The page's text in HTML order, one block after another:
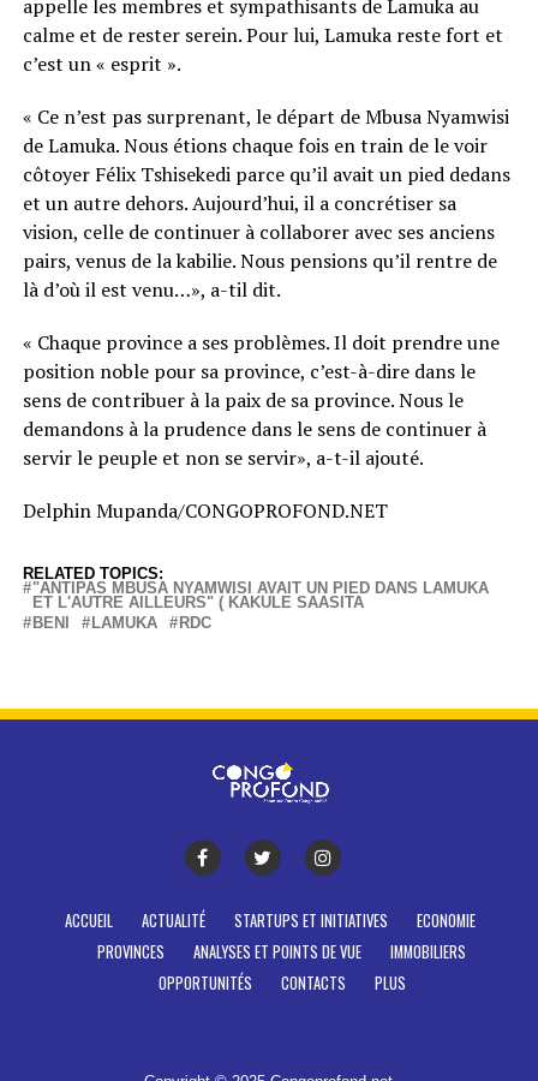
appelle les membres et sympathisants de Lamuka au
calme et de rester serein. Pour lui, Lamuka reste fort et
c’est un « esprit ».
« Ce n’est pas surprenant, le départ de Mbusa Nyamwisi
de Lamuka. Nous étions chaque fois en train de le voir
côtoyer Félix Tshisekedi parce qu’il avait un pied dedans
et un autre dehors. Aujourd’hui, il a concrétiser sa
vision, celle de continuer à collaborer avec ses anciens
pairs, venus de la kabilie. Nous pensions qu’il rentre de
là d’où il est venu…», a-til dit.
« Chaque province a ses problèmes. Il doit prendre une
position noble pour sa province, c’est-à-dire dans le
sens de contribuer à la paix de sa province. Nous le
demandons à la prudence dans le sens de continuer à
servir le peuple et non se servir», a-t-il ajouté.
Delphin Mupanda/CONGOPROFOND.NET
RELATED TOPICS:
"ANTIPAS MBUSA NYAMWISI AVAIT UN PIED DANS LAMUKA
ET L'AUTRE AILLEURS" ( KAKULE SAASITA
BENI
LAMUKA RDC
ACCUEIL ACTUALITÉ STARTUPS ET INITIATIVES
ECONOMIE
PROVINCES
ANALYSES ET POINTS DE VUE
IMMOBILIERS
OPPORTUNITÉS
CONTACTS PLUS